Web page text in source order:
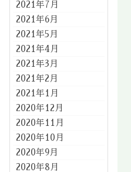
2021年7月
2021年6月
2021年5月
2021年4月
2021年3月
2021年2月
2021年1月
2020年12月
2020年11月
2020年10月
2020年9月
2020年8月